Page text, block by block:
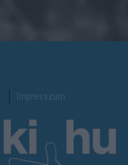
Impresszum